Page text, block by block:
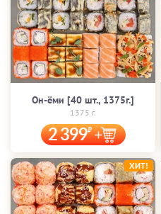
Он-ёми [40 шт., 1375г.]
1375 г.
2 399
ХИТ!